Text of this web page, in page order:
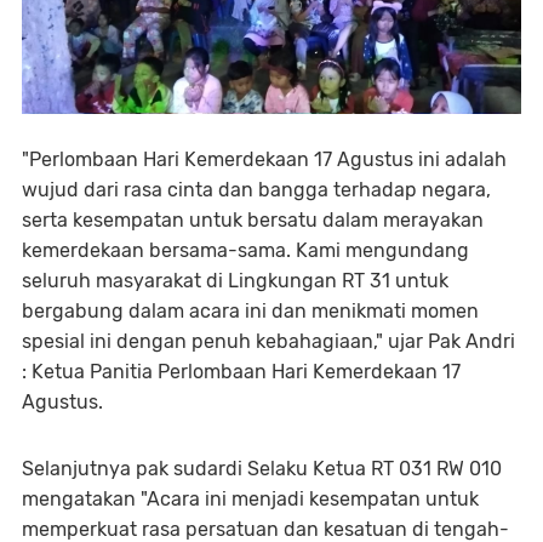
"Perlombaan Hari Kemerdekaan 17 Agustus ini adalah
wujud dari rasa cinta dan bangga terhadap negara,
serta kesempatan untuk bersatu dalam merayakan
kemerdekaan bersama-sama. Kami mengundang
seluruh masyarakat di Lingkungan RT 31 untuk
bergabung dalam acara ini dan menikmati momen
spesial ini dengan penuh kebahagiaan," ujar Pak Andri
: Ketua Panitia Perlombaan Hari Kemerdekaan 17
Agustus.
Selanjutnya pak sudardi Selaku Ketua RT 031 RW 010
mengatakan "Acara ini menjadi kesempatan untuk
memperkuat rasa persatuan dan kesatuan di tengah-